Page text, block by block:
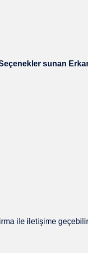
sunan
ile iletişime